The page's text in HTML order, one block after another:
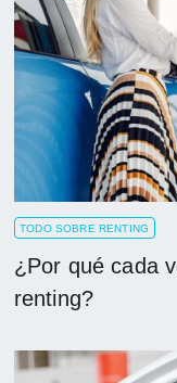
TODO SOBRE RENTING
¿Por qué cada
renting?